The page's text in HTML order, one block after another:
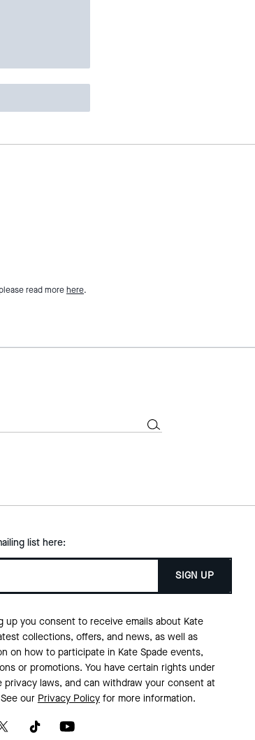
read morehere.
list here:
SIGN UP
up you consent to receive emails about Kate
collections, offers, and news, as well as
on how to participate in Kate Spade events,
or promotions. You have certain rights under
privacy laws, and can withdraw your consent at
our Privacy Policyfor more information.